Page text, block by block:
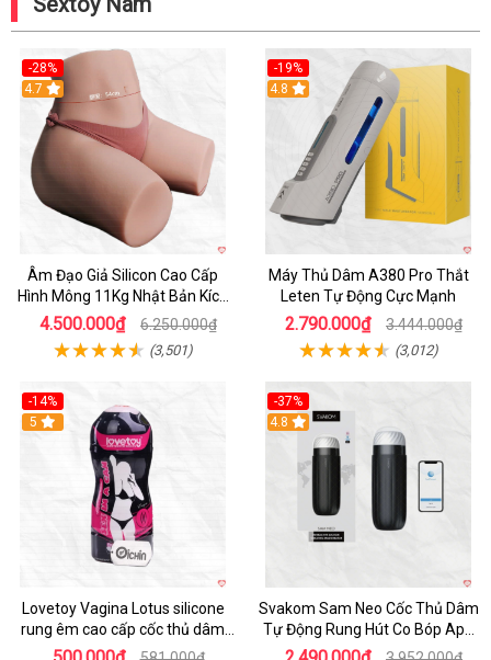
-28%
4.7
Âm Đạo Giả Silicon Cao Cấp
Hình Mông 11Kg Nhật Bản Kích
Thước Như Thật
4.500.000₫ 6.250.000₫
(3,501)
-19%
Hot
4.8
Máy Thủ Dâm A380 Pro Thắt
Leten Tự Động Cực Mạnh
2.790.000₫ 3.444.000₫
(3,012)
-14%
Hot
5
Lovetoy Vagina Lotus silicone
rung êm cao cấp cốc thủ dâm
nam
-37%
4.8
Svakom Sam Neo Cốc Thủ Dâm
Tự Động Rung Hút Co Bóp App
Điều Khiển